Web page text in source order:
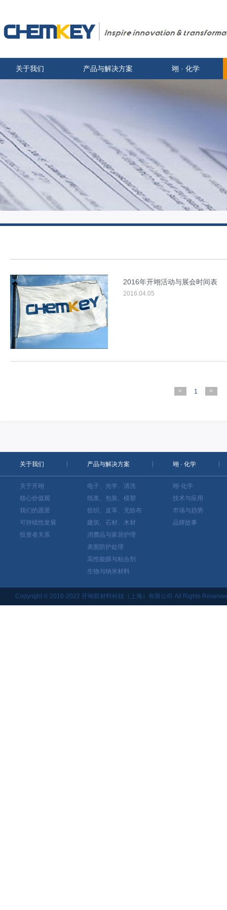
关于我们 产品与解决方案 翊 · 化学
2016年开翊活动与展会时间表
2016.04.05
< 1 >
关于我们
关于开翊
核心价值观
我们的愿景
可持续性发展
投资者关系
产品与解决方案
电子、光学、清洗
纸浆、包装、模塑
纺织、皮革、无纺布
建筑、石材、木材
消费品与家居护理
表面防护处理
高性能膜与粘合剂
生物与纳米材料
翊 · 化学
翊·化学
技术与应用
市场与趋势
品牌故事
Copyright © 2016-2022 开翊新材料科技（上海）有限公司 All Rights